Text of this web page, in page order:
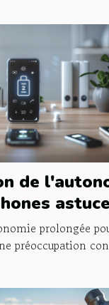
de
méconnues
prolongée
préoccupation